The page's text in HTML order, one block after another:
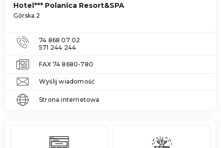
Hotel*** Polanica Resort&SPA
Górska 2
74 868 07 02
571 244 244
FAX 74 8680-780
Wyślij wiadomość
Strona internetowa